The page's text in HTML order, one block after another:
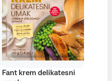
Fant krem delikatesni